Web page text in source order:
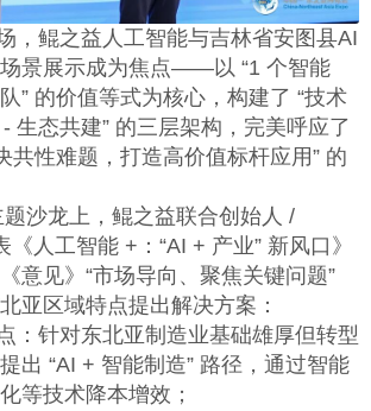
，鲲之益人工智能与吉林省安图县AI
景展示成为焦点——以 “1 个智能
” 的价值等式为核心，构建了 “技术
- 生态共建” 的三层架构，完美呼应了
共性难题，打造高价值标杆应用” 的
题沙龙上，鲲之益联合创始人 /
《人工智能 + ：“AI + 产业” 新风口》
意见》“市场导向、聚焦关键问题”
亚区域特点提出解决方案：
：针对东北亚制造业基础雄厚但转型
出 “AI + 智能制造” 路径，通过智能
等技术降本增效；